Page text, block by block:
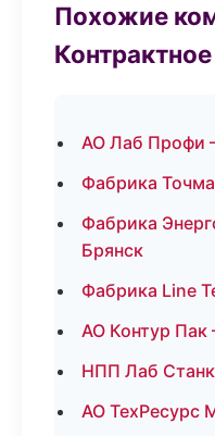
Похожие
АО Лаб Профи
Фабрика
Фабрика
Брянск
Фабрика Line
АО Контур
НПП Лаб
АО ТехРесурс